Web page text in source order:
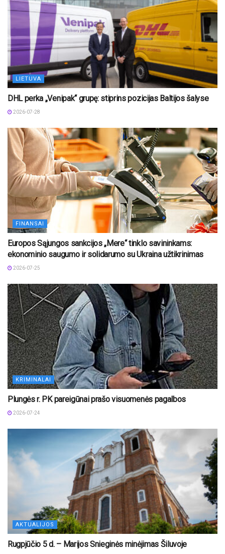
LIETUVA
DHL perka „Venipak“ grupę: stiprins pozicijas Baltijos šalyse
2026-07-28
FINANSAI
Europos Sąjungos sankcijos „Mere“ tinklo savininkams:
ekonominio saugumo ir solidarumo su Ukraina užtikrinimas
2026-07-25
KRIMINALAI
Plungės r. PK pareigūnai prašo visuomenės pagalbos
2026-07-24
AKTUALIJOS
Rugpjūčio 5 d. – Marijos Snieginės minėjimas Šiluvoje